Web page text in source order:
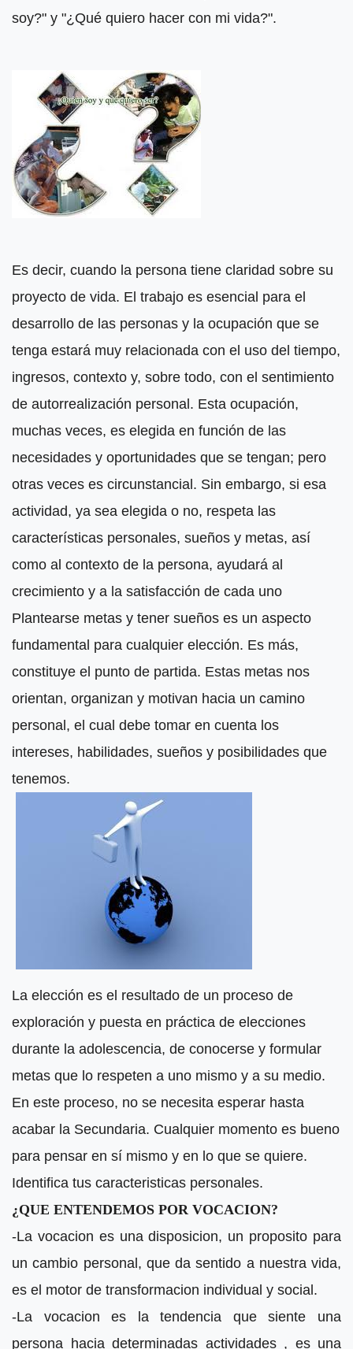
soy?" y "¿Qué quiero hacer con mi vida?".
Es decir, cuando la persona tiene claridad sobre su
proyecto de vida. El trabajo es esencial para el
desarrollo de las personas y la ocupación que se
tenga estará muy relacionada con el uso del tiempo,
ingresos, contexto y, sobre todo, con el sentimiento
de autorrealización personal. Esta ocupación,
muchas veces, es elegida en función de las
necesidades y oportunidades que se tengan; pero
otras veces es circunstancial. Sin embargo, si esa
actividad, ya sea elegida o no, respeta las
características personales, sueños y metas, así
como al contexto de la persona, ayudará al
crecimiento y a la satisfacción de cada uno
Plantearse metas y tener sueños es un aspecto
fundamental para cualquier elección. Es más,
constituye el punto de partida. Estas metas nos
orientan, organizan y motivan hacia un camino
personal, el cual debe tomar en cuenta los
intereses, habilidades, sueños y posibilidades que
tenemos.
La elección es el resultado de un proceso de
exploración y puesta en práctica de elecciones
durante la adolescencia, de conocerse y formular
metas que lo respeten a uno mismo y a su medio.
En este proceso, no se necesita esperar hasta
acabar la Secundaria. Cualquier momento es bueno
para pensar en sí mismo y en lo que se quiere.
Identifica tus caracteristicas personales.
¿QUE ENTENDEMOS POR VOCACION?
-La vocacion es una disposicion, un proposito para
un cambio personal, que da sentido a nuestra vida,
es el motor de transformacion individual y social.
-La vocacion es la tendencia que siente una
persona hacia determinadas actividades , es una